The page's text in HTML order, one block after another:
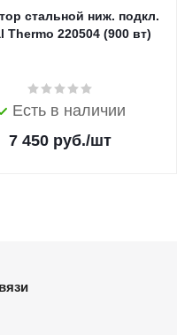
стальной ниж. подкл.
Thermo 220504 (900 вт)
Есть в наличии
7 450 руб./шт